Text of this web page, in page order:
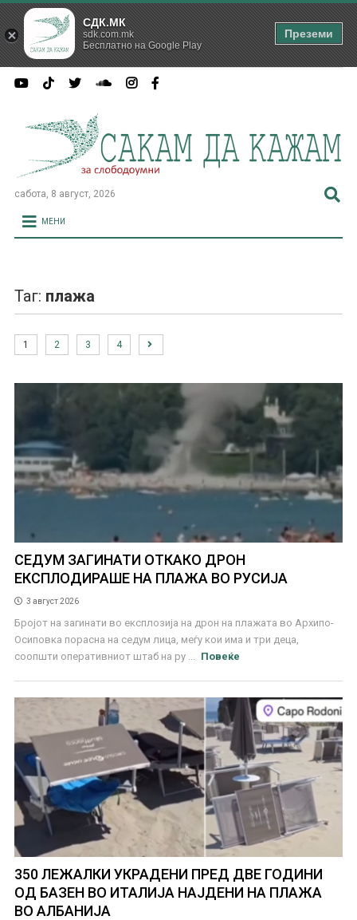
сабота, 8 август, 2026
МЕНИ
Таг: плажа
1 2 3 4
СЕДУМ ЗАГИНАТИ ОТКАКО ДРОН
ЕКСПЛОДИРАШЕ НА ПЛАЖА ВО РУСИЈА
3 август 2026
Бројот на загинати во експлозија на дрон на плажата во Архипо-
Осиповка порасна на седум лица, меѓу кои има и три деца,
соопшти оперативниот штаб на ру ...
Повеќе
350 ЛЕЖАЛКИ УКРАДЕНИ ПРЕД ДВЕ ГОДИНИ
ОД БАЗЕН ВО ИТАЛИЈА НАЈДЕНИ НА ПЛАЖА
ВО АЛБАНИЈА
СДК.МК
sdk.com.mk
Бесплатно на Google Play
Преземи